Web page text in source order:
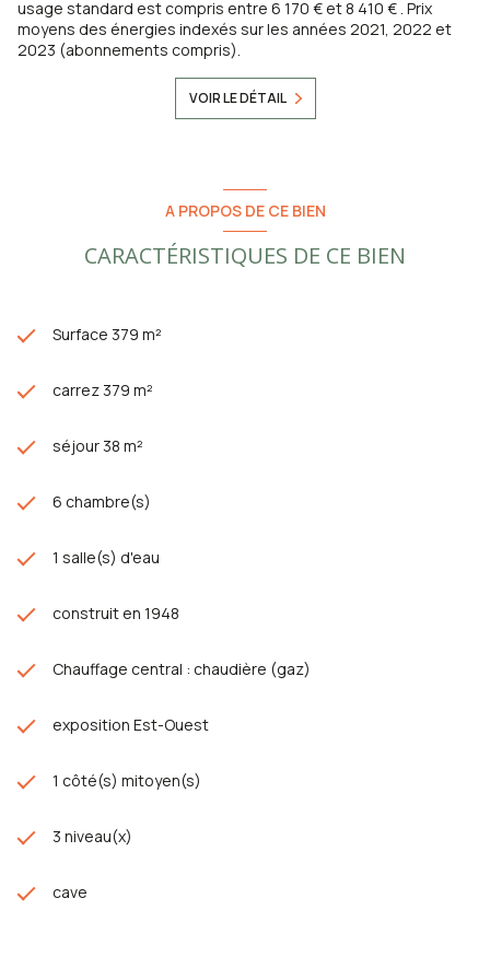
usage standard est compris entre 6 170 € et 8 410 € . Prix
moyens des énergies indexés sur les années 2021, 2022 et
2023 (abonnements compris).
VOIR LE DÉTAIL
A PROPOS DE CE BIEN
CARACTÉRISTIQUES DE CE BIEN
Surface 379 m²
carrez 379 m²
séjour 38 m²
6 chambre(s)
1 salle(s) d'eau
construit en 1948
Chauffage central : chaudière (gaz)
exposition Est-Ouest
1 côté(s) mitoyen(s)
3 niveau(x)
cave